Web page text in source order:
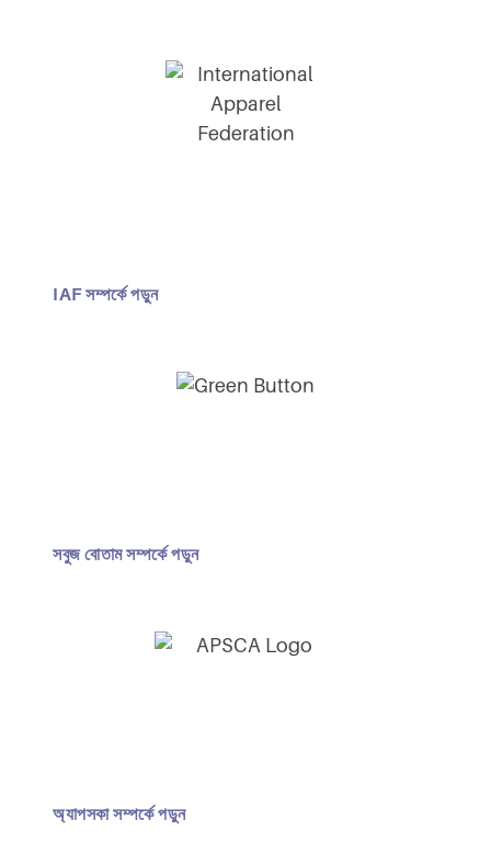
IAF সম্পর্কে পড়ুন
সবুজ বোতাম সম্পর্কে পড়ুন
অ্যাপসকা সম্পর্কে পড়ুন